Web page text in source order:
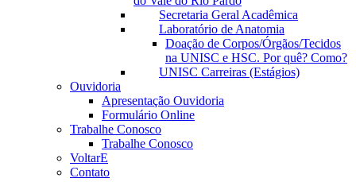
Secretaria Geral Acadêmica
Laboratório de Anatomia
Doação de Corpos/Órgãos/Tecidos
na UNISC e HSC. Por quê? Como?
UNISC Carreiras (Estágios)
Ouvidoria
Apresentação Ouvidoria
Formulário Online
Trabalhe Conosco
Trabalhe Conosco
VoltarE
Contato